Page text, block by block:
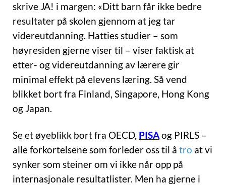
skrive JA! i margen: «Ditt barn får ikke bedre
resultater på skolen gjennom at jeg tar
videreutdanning. Hatties studier – som
høyresiden gjerne viser til – viser faktisk at
etter- og videreutdanning av lærere gir
minimal effekt på elevens læring. Så vend
blikket bort fra Finland, Singapore, Hong Kong
og Japan.
Se et øyeblikk bort fra OECD, PISAog PIRLS –
alle forkortelsene som forleder oss til å tro at vi
synker som steiner om vi ikke når opp på
internasjonale resultatlister. Men ha gjerne i